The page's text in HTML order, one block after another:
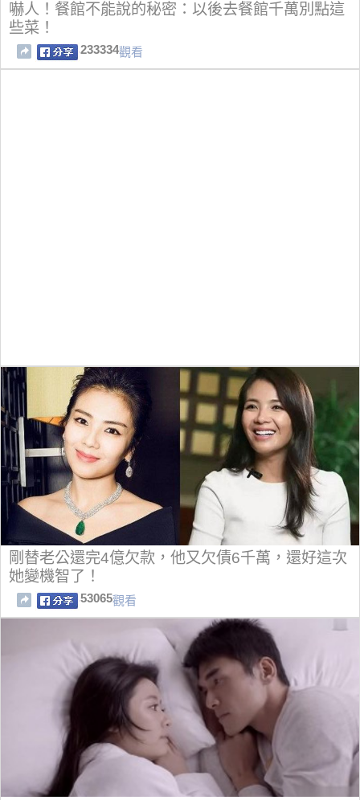
嚇人！餐館不能說的秘密：以後去餐館千萬別點這
些菜！
233334觀看
剛替老公還完4億欠款，他又欠債6千萬，還好這次
她變機智了！
53065觀看